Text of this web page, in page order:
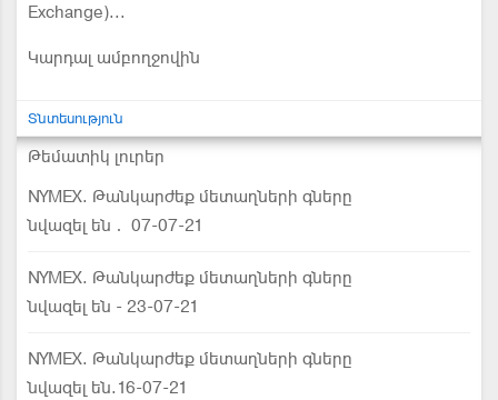
Exchange)...
Կարդալ ամբողջովին
Տնտեսություն
Թեմատիկ լուրեր
NYMEX. Թանկարժեք մետաղների գները
նվազել են․ 07-07-21
NYMEX. Թանկարժեք մետաղների գները
նվազել են - 23-07-21
NYMEX. Թանկարժեք մետաղների գները
նվազել են.16-07-21